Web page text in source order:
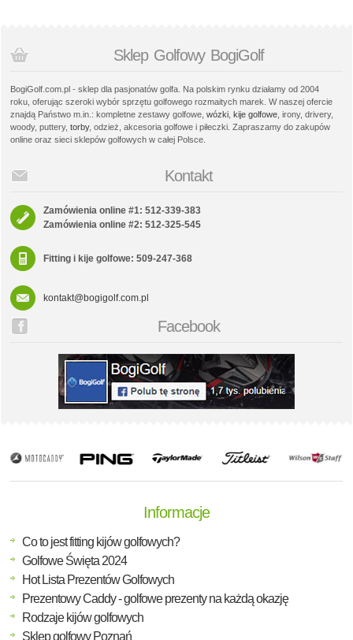
Sklep Golfowy BogiGolf
BogiGolf.com.pl - sklep dla pasjonatów golfa. Na polskim rynku działamy od 2004
roku, oferując szeroki wybór sprzętu golfowego rozmaitych marek. W naszej ofercie
znajdą Państwo m.in.: kompletne zestawy golfowe, wózki kije golfowe , irony, drivery,
woody, puttery, torby, odzież, akcesoria golfowe i piłeczki. Zapraszamy do zakupów
online oraz sieci sklepów golfowych w całej Polsce.
Kontakt
Zamówienia online #1: 512-339-383
Zamówienia online #2: 512-325-545
Fitting i kije golfowe: 509-247-368
kontakt@bogigolf.com.pl
Facebook
Informacje
Co to jest fitting kijów golfowych?
Golfowe Święta 2024
Hot Lista Prezentów Golfowych
Prezentowy Caddy - golfowe prezenty na każdą okazję
Rodzaje kijów golfowych
Sklep golfowy Poznań